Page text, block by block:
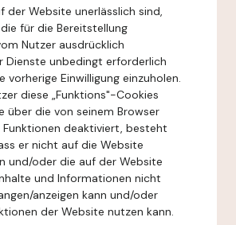
der Website unerlässlich sind,
für die Bereitstellung
Nutzer ausdrücklich
Dienste unbedingt erforderlich
vorherige Einwilligung einzuholen.
diese „Funktions"-Cookies
über die von seinem Browser
deaktiviert, besteht
er nicht auf die Website
und/oder die auf der Website
und Informationen nicht
anzeigen kann und/oder
der Website nutzen kann.